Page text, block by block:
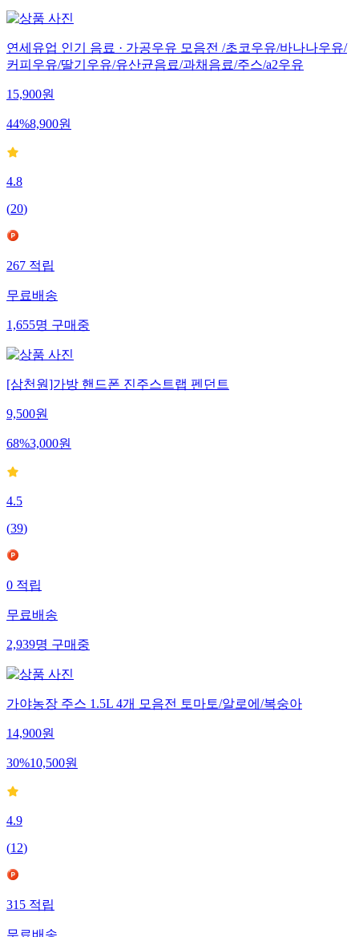
연세유업 인기 음료 · 가공우유 모음전 /초코우유/바나나우유/
커피우유/딸기우유/유산균음료/과채음료/주스/a2우유
15,900원
44%8,900원
4.8
(20)
267적립
무료배송
1,655명구매중
[삼천원]가방 핸드폰 진주스트랩 펜던트
9,500원
68%3,000원
4.5
(39)
0적립
무료배송
2,939명구매중
가야농장 주스 1.5L 4개 모음전 토마토/알로에/복숭아
14,900원
30%10,500원
4.9
(12)
315적립